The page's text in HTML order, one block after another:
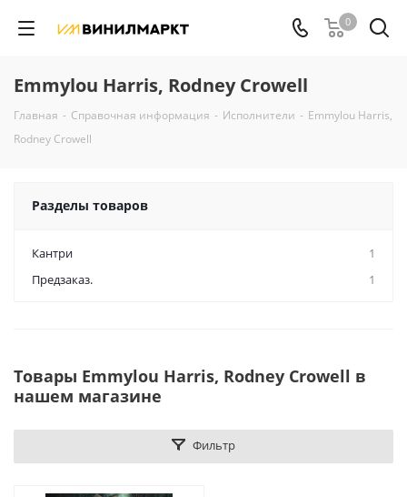
0
Emmylou Harris, Rodney Crowell
Главная - Справочная информация - Исполнители - Emmylou Harris,
Rodney Crowell
Разделы товаров
Кантри
1
Предзаказ.
1
Товары Emmylou Harris, Rodney Crowell в
нашем магазине
Фильтр